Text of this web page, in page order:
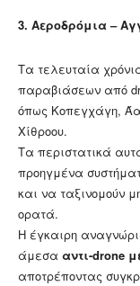
3. Αεροδρόμια –
Τα τελευταία
παραβιάσεων από
όπως Κοπεγχάγη,
Χίθροου.
Τα περιστατικά
προηγμένα
και να ταξινομούν
ορατά.
Η έγκαιρη
άμεσα αντι-drone
αποτρέποντας